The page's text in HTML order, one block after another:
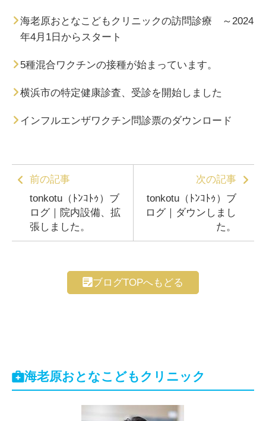
海老原おとなこどもクリニックの訪問診療 ～2024
年4月1日からスタート
5種混合ワクチンの接種が始まっています。
横浜市の特定健康診査、受診を開始しました
インフルエンザワクチン問診票のダウンロード
前の記事
tonkotu（ﾄﾝｺﾄｩ）ブ
ログ｜院内設備、拡
張しました。
次の記事
tonkotu（ﾄﾝｺﾄｩ）ブ
ログ｜ダウンしまし
た。
ブログTOPへもどる
海老原おとなこどもクリニック